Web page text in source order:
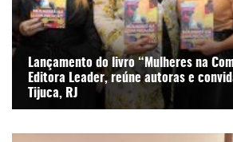
Lançamento do livro “Mulheres na
Editora Leader, reúne autoras e
Tijuca, RJ